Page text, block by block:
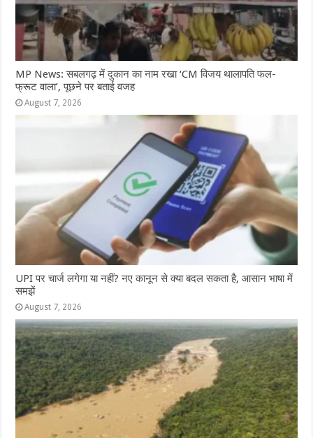
MP News: सबलगढ़ में दुकान का नाम रखा ‘CM विजय थालापति फल-
फ्रूट वाला’, पूछने पर बताई वजह
August 7, 2026
UPI पर चार्ज लगेगा या नहीं? नए कानून से क्या बदल सकता है, आसान भाषा में
समझें
August 7, 2026